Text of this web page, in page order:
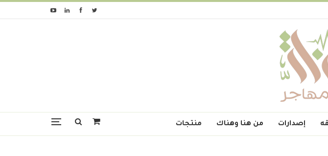
إصدارات من هنا وهناك منتجات